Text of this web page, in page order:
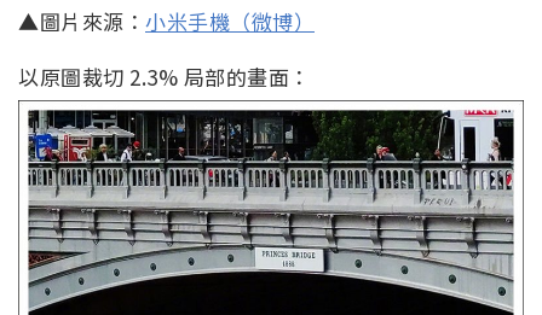
▲圖片來源： 小米手機（微博）
以原圖裁切 2.3% 局部的畫面：